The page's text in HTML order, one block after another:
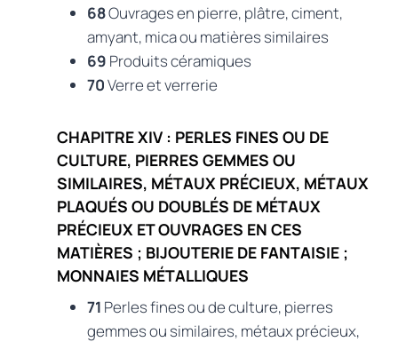
68Ouvrages en pierre, plâtre, ciment,
amyant, mica ou matières similaires
69 Produits céramiques
70Verre et verrerie
CHAPITRE XIV : PERLES FINES OU DE
CULTURE, PIERRES GEMMES OU
SIMILAIRES, MÉTAUX PRÉCIEUX, MÉTAUX
PLAQUÉS OU DOUBLÉS DE MÉTAUX
PRÉCIEUX ET OUVRAGES EN CES
MATIÈRES ; BIJOUTERIE DE FANTAISIE ;
MONNAIES MÉTALLIQUES
71 Perles fines ou de culture, pierres
gemmes ou similaires, métaux précieux,